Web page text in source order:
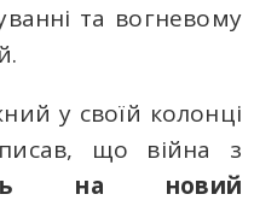
та вогневому
у своїй колонці
що війна з
на новий